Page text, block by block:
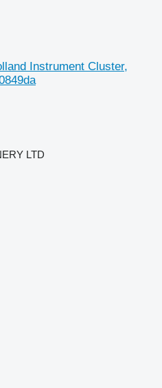
Instrument Cluster,
LTD